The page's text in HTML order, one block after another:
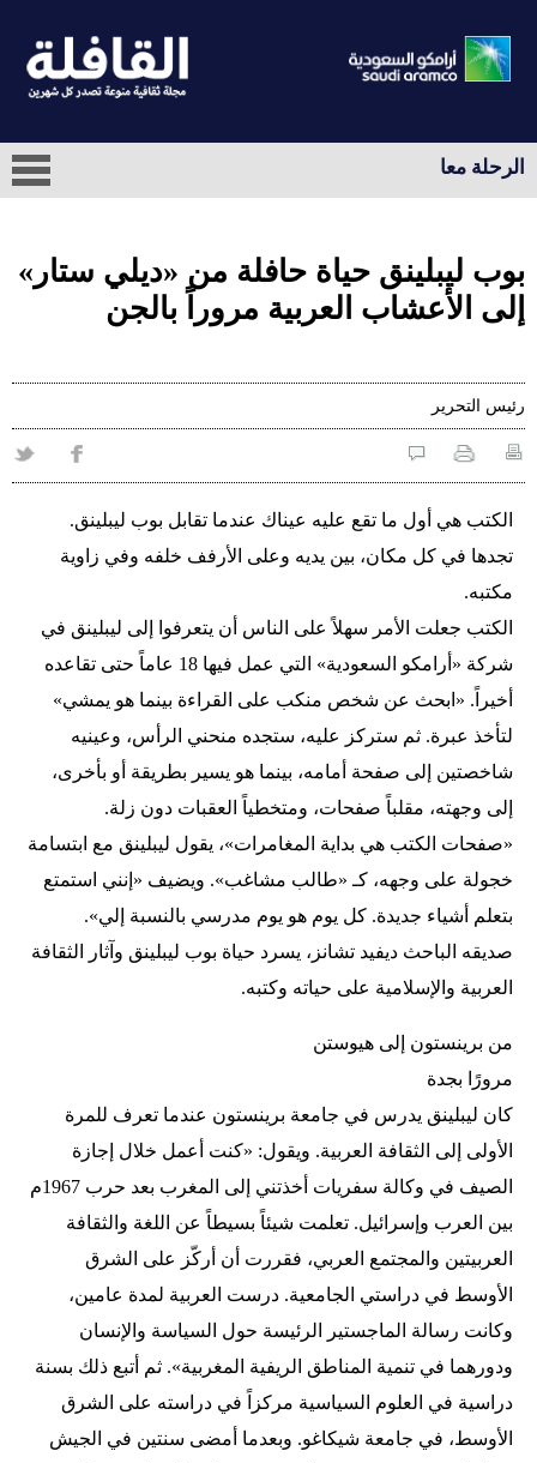
الرحلة معا
بوب ليبلينق حياة حافلة من «ديلي ستار»
إلى الأعشاب العربية مروراً بالجن
رئيس التحرير
الكتب هي أول ما تقع عليه عيناك عندما تقابل بوب ليبلينق.
تجدها في كل مكان، بين يديه وعلى الأرفف خلفه وفي زاوية
مكتبه.
الكتب جعلت الأمر سهلاً على الناس أن يتعرفوا إلى ليبلينق في
شركة «أرامكو السعودية» التي عمل فيها 18 عاماً حتى تقاعده
أخيراً. «ابحث عن شخص منكب على القراءة بينما هو يمشي»
لتأخذ عبرة. ثم ستركز عليه، ستجده منحني الرأس، وعينيه
شاخصتين إلى صفحة أمامه، بينما هو يسير بطريقة أو بأخرى،
إلى وجهته، مقلباً صفحات، ومتخطياً العقبات دون زلة.
«صفحات الكتب هي بداية المغامرات»، يقول ليبلينق مع ابتسامة
خجولة على وجهه، كـ «طالب مشاغب». ويضيف «إنني استمتع
بتعلم أشياء جديدة. كل يوم هو يوم مدرسي بالنسبة إلي».
صديقه الباحث ديفيد تشانز، يسرد حياة بوب ليبلينق وآثار الثقافة
العربية والإسلامية على حياته وكتبه.
من برينستون إلى هيوستن
مرورًا بجدة
كان ليبلينق يدرس في جامعة برينستون عندما تعرف للمرة
الأولى إلى الثقافة العربية. ويقول: «كنت أعمل خلال إجازة
الصيف في وكالة سفريات أخذتني إلى المغرب بعد حرب 1967م
بين العرب وإسرائيل. تعلمت شيئاً بسيطاً عن اللغة والثقافة
العربيتين والمجتمع العربي، فقررت أن أركّز على الشرق
الأوسط في دراستي الجامعية. درست العربية لمدة عامين،
وكانت رسالة الماجستير الرئيسة حول السياسة والإنسان
ودورهما في تنمية المناطق الريفية المغربية». ثم أتبع ذلك بسنة
دراسية في العلوم السياسية مركزاً في دراسته على الشرق
الأوسط، في جامعة شيكاغو. وبعدما أمضى سنتين في الجيش